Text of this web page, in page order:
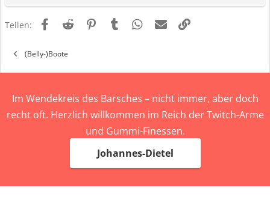
Teilen: FacebookReddit PinterestTumblr WhatsApp
E-Mail
(Belly-)Boote
Im Wendekreis des Barsches – nicht immer, aber doch
recht oft. Herzlich willkommen im Reich der Twitch-Arme
und Gummi-Finessen.
Johannes-Dietel